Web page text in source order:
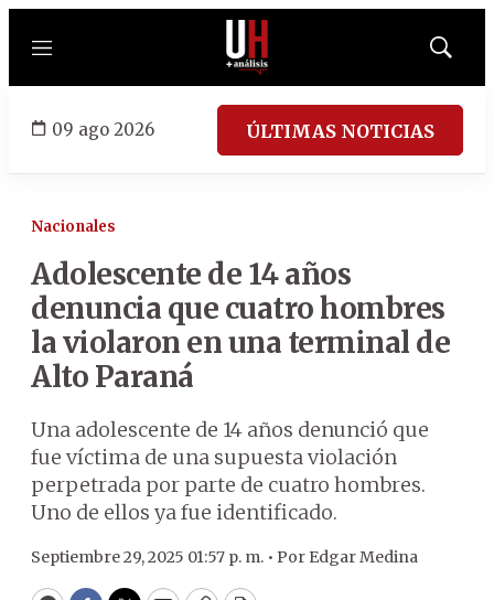
Menú
Mostrar
09 ago 2026 ÚLTIMAS NOTICIAS
Nacionales
Adolescente de 14 años
denuncia que cuatro hombres
la violaron en una terminal de
Alto Paraná
Una adolescente de 14 años denunció que
fue víctima de una supuesta violación
perpetrada por parte de cuatro hombres.
Uno de ellos ya fue identificado.
Septiembre 29, 2025 01:57 p. m. • Por Edgar Medina